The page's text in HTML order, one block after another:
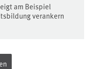
am Beispiel
verankern